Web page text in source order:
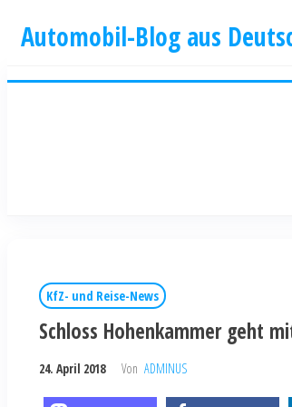
Automobil-Blog aus
KfZ- und Reise-News
Schloss Hohenkammer geht
24. April 2018 Von ADMINUS